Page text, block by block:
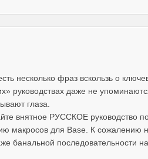
несколько фраз вскользь о
руководствах даже не
глаза.
внятное РУССКОЕ руководство
макросов для Base. К сожалению
банальной последовательности